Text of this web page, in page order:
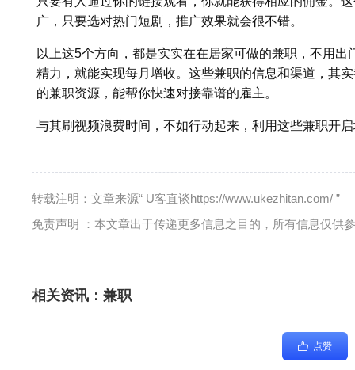
广，只要选对热门短剧，推广效果就会很不错。
以上这5个方向，都是实实在在居家可做的兼职，不用
精力，就能实现每月增收。这些兼职的信息和渠道，其
的兼职资源，能帮你快速对接靠谱的雇主。
与其刷视频浪费时间，不如行动起来，利用这些兼职开
转载注明：文章来源“ U客直谈https://www.ukezhitan.com/ ”
免责声明 ：本文章出于传递更多信息之目的，所有信息仅供
相关资讯： 兼职
点赞